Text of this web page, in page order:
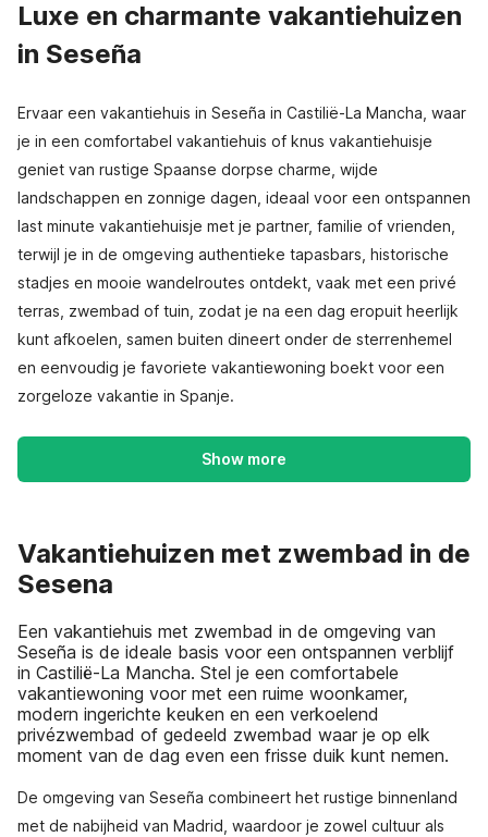
Luxe en charmante vakantiehuizen
in Seseña
Ervaar een vakantiehuis in Seseña in Castilië-La Mancha, waar
je in een comfortabel vakantiehuis of knus vakantiehuisje
geniet van rustige Spaanse dorpse charme, wijde
landschappen en zonnige dagen, ideaal voor een ontspannen
last minute vakantiehuisje met je partner, familie of vrienden,
terwijl je in de omgeving authentieke tapasbars, historische
stadjes en mooie wandelroutes ontdekt, vaak met een privé
terras, zwembad of tuin, zodat je na een dag eropuit heerlijk
kunt afkoelen, samen buiten dineert onder de sterrenhemel
en eenvoudig je favoriete vakantiewoning boekt voor een
zorgeloze vakantie in Spanje.
Show more
Vakantiehuizen met zwembad in de
Sesena
Een vakantiehuis met zwembad in de omgeving van
Seseña is de ideale basis voor een ontspannen verblijf
in Castilië-La Mancha. Stel je een comfortabele
vakantiewoning voor met een ruime woonkamer,
modern ingerichte keuken en een verkoelend
privézwembad of gedeeld zwembad waar je op elk
moment van de dag even een frisse duik kunt nemen.
De omgeving van Seseña combineert het rustige binnenland
met de nabijheid van Madrid, waardoor je zowel cultuur als